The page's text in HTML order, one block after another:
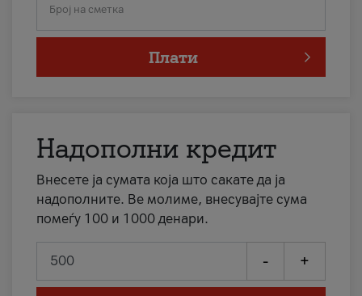
Број на сметка
Плати
Надополни кредит
Внесете ја сумата која што сакате да ја
надополните. Ве молиме, внесувајте сума
помеѓу 100 и 1000 денари.
- +